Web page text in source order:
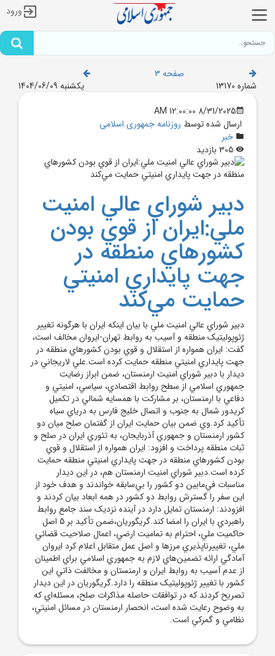
ورود
صفحه 3
شماره 13170
یکشنبه 1404/06/09
8/31/2025 12:00:00 AM
ارسال شده توسط روزنامه جمهوری اسلامی
خبر
دبير شوراي عالي امنيت
ملي:ايران از قوي بودن
کشورهاي منطقه در
جهت پايداري امنيتي
حمايت مي‌کند
دبير شوراي عالي امنيت ملي با بيان اينکه ايران با هرگونه تغيير
ژئوپوليتيک منطقه و آسيب به روابط تهران-ايروان مخالف است،
گفت: ايران همواره از استقلال و قوي بودن کشورهاي منطقه در
جهت پايداري امنيتي منطقه حمايت کرده است.علي لاريجاني در
ديدار با دبير شوراي امنيت ارمنستان، ضمن ابراز رضايت
جمهوري اسلامي از سطح روابط اقتصادي، سياسي، امنيتي و
دفاعي با ارمنستان، بر مشارکت با همسايه شمالي در تکميل
کريدور شمال به جنوب و اتصال خليج فارس به درياي سياه
تأکيد کرد.وي ضمن بيان حمايت ايران از گفتمان صلح ميان دو
کشور ارمنستان و جمهوري آذربايجان، به تئوري ايران در صلح و
ثبات منطقه پرداخت و افزود: ايران همواره از استقلال و قوي
بودن کشورهاي منطقه در جهت پايداري امنيتي منطقه حمايت
کرده است.دبير شوراي امنيت ارمنستان هم، در اين ديدار
مناسبات في‌مابين دو کشور را بي‌سابقه خواندند و هدف خود از
اين سفر را گسترش روابط دو کشور در همه ابعاد بيان کردند و
افزودند: ارمنستان تمايل دارد در آينده نزديک سند جامع روابط
راهبردي با ايران را امضا کند.گريگوريان،ضمن تأکيد بر 5 اصل
حاکميت ملي، احترام به تماميت ارضي، اعمال صلاحيت قضائي
ملي، تغييرناپذيري مرزها و اصل عمل متقابل اعلام کرد ايروان
آمادگي ارائه تضمين‌هاي لازم به جمهوري اسلامي براي اطمينان
از عدم آسيب به روابط ايران و ارمنستان و مخالفت ذاتي اين
کشور با تغيير ژئوپوليتيک منطقه را دارد.گريگوريان در اين ديدار
تصريح کردند که در توافقات حاصله مذاکرات صلح، مسئله‌اي که
به وضوح رعايت شده است، انحصار ارمنستان در مسائل امنيتي،
نظامي و گمرکي است.